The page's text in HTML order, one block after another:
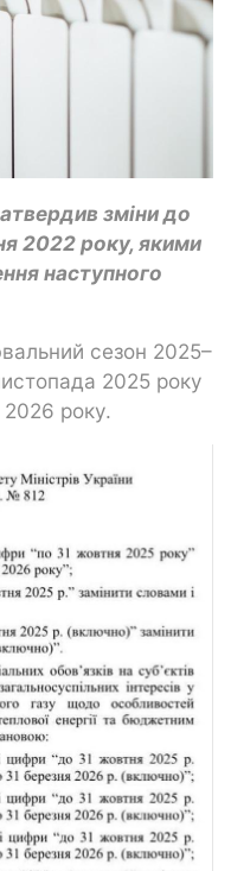
зміни до
2022 року, якими
наступного
сезон 2025–
2025 року
року.